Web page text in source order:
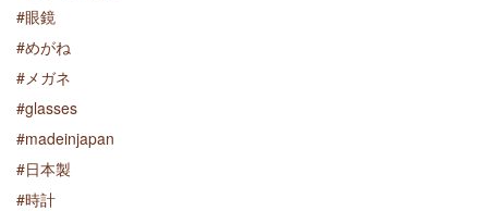
#眼鏡
#めがね
# メガネ
#glasses
#madeinjapan
#日本製
#時計